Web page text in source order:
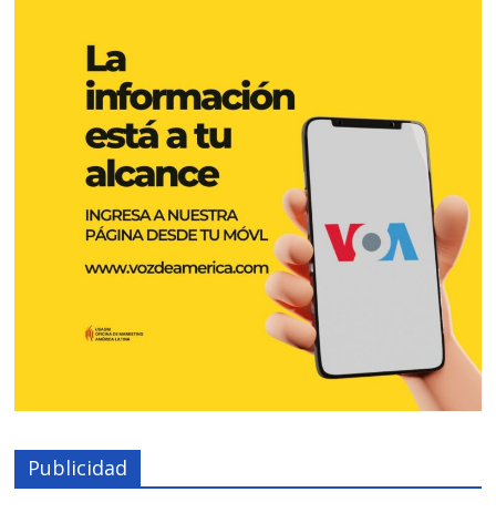
Publicidad